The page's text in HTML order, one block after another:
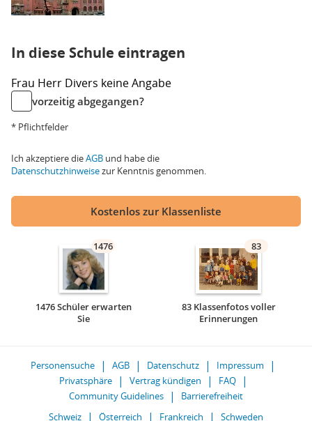
In diese Schule eintragen
Frau Herr Divers keine Angabe
vorzeitig abgegangen?
* Pflichtfelder
Ich akzeptiere dieAGB und habe die
Datenschutzhinweisezur Kenntnis genommen.
Kostenlos zur Klassenliste
1476
1476 Schüler erwarten
Sie
83
83 Klassenfotos voller
Erinnerungen
Personensuche AGB Datenschutz
Impressum
Privatsphäre
Vertrag kündigen
FAQ
Community Guidelines
Barrierefreiheit
Schweiz
Österreich Frankreich Schweden